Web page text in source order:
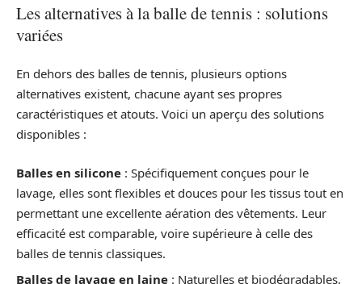
Les alternatives à la balle de tennis : solutions
variées
En dehors des balles de tennis, plusieurs options
alternatives existent, chacune ayant ses propres
caractéristiques et atouts. Voici un aperçu des solutions
disponibles :
Balles en silicone : Spécifiquement conçues pour le
lavage, elles sont flexibles et douces pour les tissus tout en
permettant une excellente aération des vêtements. Leur
efficacité est comparable, voire supérieure à celle des
balles de tennis classiques.
Balles de lavage en laine : Naturelles et biodégradables,